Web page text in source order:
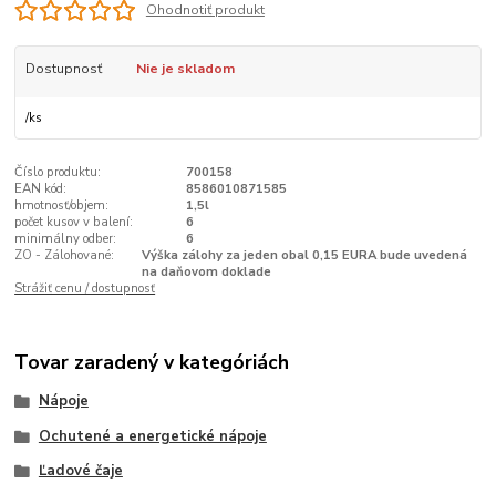
Ohodnotiť produkt
Dostupnosť Nie je skladom
/ks
Číslo produktu:
700158
EAN kód:
8586010871585
hmotnosť/objem:
1,5l
počet kusov v balení:
6
minimálny odber:
6
ZO - Zálohované:
Výška zálohy za jeden obal 0,15 EURA bude uvedená
na daňovom doklade
Strážiť cenu / dostupnosť
Tovar zaradený v kategóriách
Nápoje
Ochutené a energetické nápoje
Ľadové čaje